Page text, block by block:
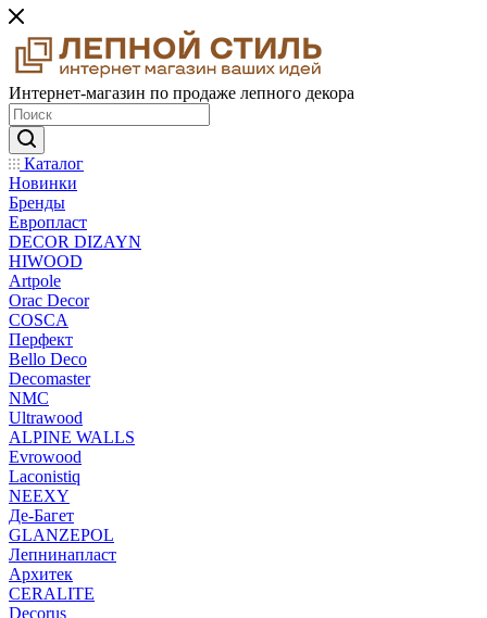
Интернет-магазин по продаже лепного декора
Каталог
Новинки
Бренды
Европласт
DECOR DIZAYN
HIWOOD
Artpole
Orac Decor
COSCA
Перфект
Bello Deco
Decomaster
NMС
Ultrawood
ALPINE WALLS
Evrowood
Laconistiq
NEEXY
Де-Багет
GLANZEPOL
Лепнинапласт
Архитек
CERALITE
Decorus